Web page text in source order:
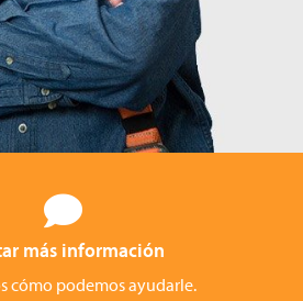
más información
cómo podemos ayudarle.